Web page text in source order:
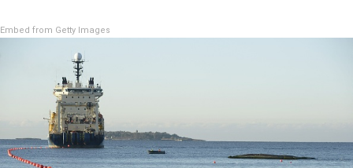
Embed from Getty Images